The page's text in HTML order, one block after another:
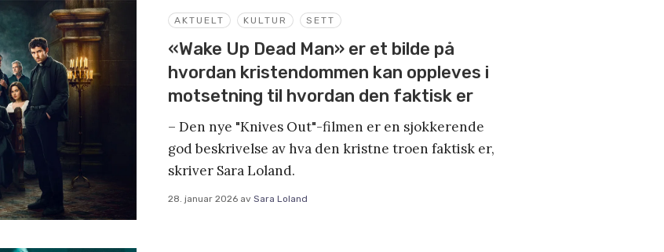
AKTUELT KULTUR SETT
«Wake Up Dead Man» er et bilde på
hvordan kristendommen kan oppleves i
motsetning til hvordan den faktisk er
– Den nye "Knives Out"-filmen er en sjokkerende
god beskrivelse av hva den kristne troen faktisk er,
skriver Sara Loland.
28. januar 2026 av Sara Loland